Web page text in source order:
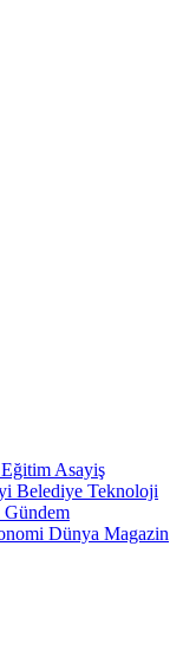
Eğitim Asayiş
Belediye Teknoloji
Gündem
Dünya Magazin